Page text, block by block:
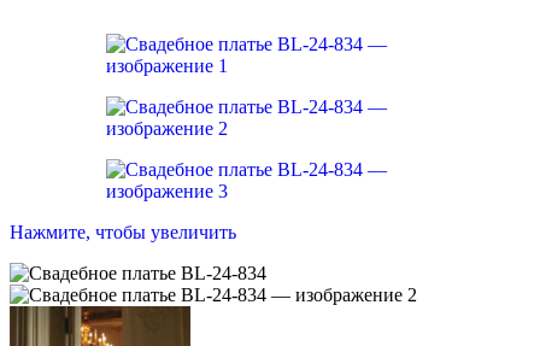
Нажмите, чтобы увеличить